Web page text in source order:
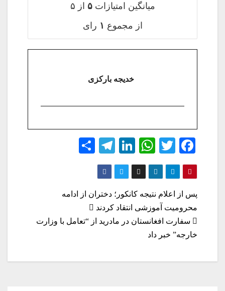
میانگین امتیازات۵ از ۵
از مجموع ۱ رای
خدیجه بارکزی
Fa
ce
bo
ok
T
wi
tte
r
W
ha
ts
A
pp
Li
nk
ed
In
Te
le
gr
a
m
راهبری
نوشته
پس از اعلام نتیجه کانکور؛ دختران از ادامه
محرومیت آموزشی انتقاد کردند
سفارت افغانستان در مادرید از “تعامل با وزارت
خارجه” خبر داد